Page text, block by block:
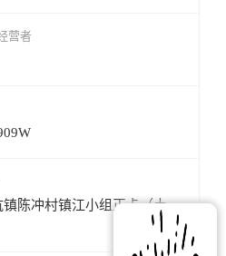
营者
陈冲村镇江小组正卡（土